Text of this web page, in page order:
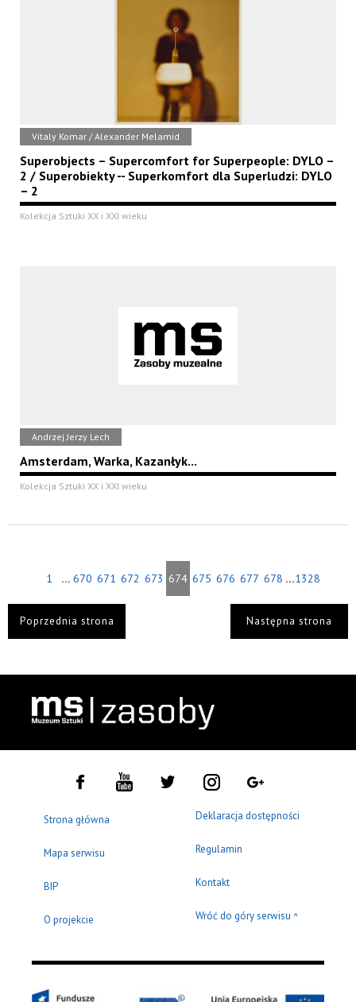
Vitaly Komar / Alexander Melamid
Superobjects – Supercomfort for Superpeople: DYLO –
2 / Superobiekty -- Superkomfort dla Superludzi: DYLO
– 2
Kolekcja Sztuki XX i XXI wieku
Andrzej Jerzy Lech
Amsterdam, Warka, Kazanłyk...
Kolekcja Sztuki XX i XXI wieku
1 ... 670 671 672 673 674 675 676 677 678 ...1328
Poprzednia strona Następna strona
Strona główna
Mapa serwisu
BIP
O projekcie
Deklaracja dostępności
Regulamin
Kontakt
Wróć do góry serwisu ^